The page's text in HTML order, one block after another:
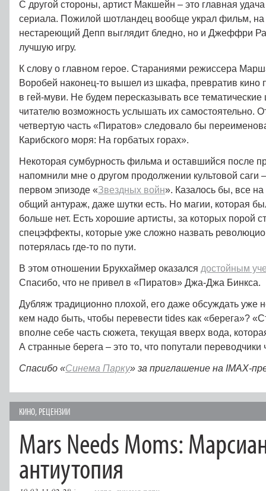
С другой стороны, артист Макшейн – это главная
сериала. Пожилой шотландец вообще украл фильм, на
нестареющий Депп выглядит бледно, но и Джеффри
лучшую игру.
К слову о главном герое. Стараниями режиссера
Воробей наконец-то вышел из шкафа, превратив кино
в гей-муви. Не будем пересказывать все
читателю возможность услышать их самостоятельно.
четвертую часть «Пиратов» следовало бы
Карибского моря: На горбатых горах».
Некоторая сумбурность фильма и оставшийся после
напомнили мне о другом продолжении культовой саги
первом эпизоде «Звездных войн». Казалось бы, все
общий антураж, даже шутки есть. Но магии, которая
больше нет. Есть хорошие артисты, за которых порой
спецэффекты, которые уже сложно назвать
потерялась где-то по пути.
В этом отношении Брукхаймер оказался достойным
Спасибо, что не привел в «Пиратов» Джа-Джа Бинкса.
Дубляж традиционно плохой, его даже обсуждать уже
кем надо быть, чтобы перевести tides как «берега»?
вполне себе часть сюжета, текущая вверх вода,
А странные берега – это то, что попутали
Спасибо «Синема Парку» за приглашение на IMAX-
КИНО, РЕЦЕНЗИИ
Mars Needs Moms:
антиутопия